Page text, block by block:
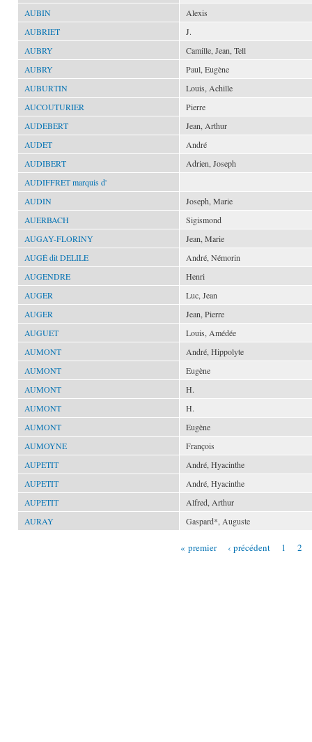
AUBIN
Alexis
AUBRIET
J.
AUBRY
Camille, Jean, Tell
AUBRY
Paul, Eugène
AUBURTIN
Louis, Achille
AUCOUTURIER
Pierre
AUDEBERT
Jean, Arthur
AUDET
André
AUDIBERT
Adrien, Joseph
AUDIFFRET marquis d'
AUDIN
Joseph, Marie
AUERBACH
Sigismond
AUGAY-FLORINY
Jean, Marie
AUGÉ dit DELILE
André, Némorin
AUGENDRE
Henri
AUGER
Luc, Jean
AUGER
Jean, Pierre
AUGUET
Louis, Amédée
AUMONT
André, Hippolyte
AUMONT
Eugène
AUMONT
H.
AUMONT
H.
AUMONT
Eugène
AUMOYNE
François
AUPETIT
André, Hyacinthe
AUPETIT
André, Hyacinthe
AUPETIT
Alfred, Arthur
AURAY
Gaspard*, Auguste
« premier ‹ précédent 1 2